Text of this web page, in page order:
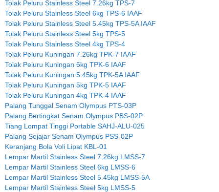
Tolak Peluru Stainless Steel 7.26kg TPS-7
Tolak Peluru Stainless Steel 6kg TPS-6 IAAF
Tolak Peluru Stainless Steel 5.45kg TPS-5A IAAF
Tolak Peluru Stainless Steel 5kg TPS-5
Tolak Peluru Stainless Steel 4kg TPS-4
Tolak Peluru Kuningan 7.26kg TPK-7 IAAF
Tolak Peluru Kuningan 6kg TPK-6 IAAF
Tolak Peluru Kuningan 5.45kg TPK-5A IAAF
Tolak Peluru Kuningan 5kg TPK-5 IAAF
Tolak Peluru Kuningan 4kg TPK-4 IAAF
Palang Tunggal Senam Olympus PTS-03P
Palang Bertingkat Senam Olympus PBS-02P
Tiang Lompat Tinggi Portable SAHJ-ALU-025
Palang Sejajar Senam Olympus PSS-02P
Keranjang Bola Voli Lipat KBL-01
Lempar Martil Stainless Steel 7.26kg LMSS-7
Lempar Martil Stainless Steel 6kg LMSS-6
Lempar Martil Stainless Steel 5.45kg LMSS-5A
Lempar Martil Stainless Steel 5kg LMSS-5